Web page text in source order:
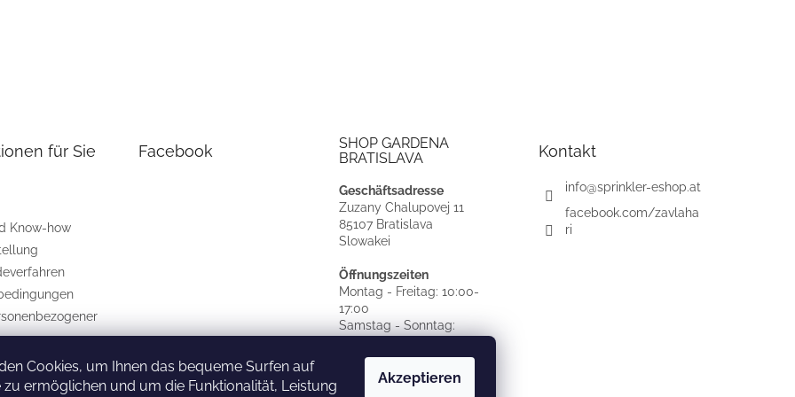
Cookies, um Ihnen das bequeme Surfen auf
zu ermöglichen und um die Funktionalität, Leistung
Akzeptieren
für Sie
Know-how
Facebook
SHOP GARDENA
BRATISLAVA
Geschäftsadresse
Zuzany Chalupovej 11
85107 Bratislava
Slowakei
Öffnungszeiten
Montag - Freitag: 10:00-
17:00
Samstag - Sonntag:
SK
Kontakt
info@sprinkler-eshop.at
facebook.com/zavlaha
ri